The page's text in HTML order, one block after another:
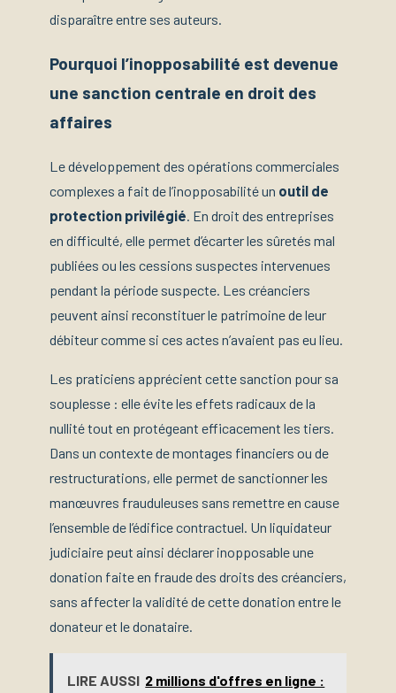
disparaître entre ses auteurs.
Pourquoi l’inopposabilité est devenue
une sanction centrale en droit des
affaires
Le développement des opérations commerciales
complexes a fait de l’inopposabilité un outil de
protection privilégié . En droit des entreprises
en difficulté, elle permet d’écarter les sûretés mal
publiées ou les cessions suspectes intervenues
pendant la période suspecte. Les créanciers
peuvent ainsi reconstituer le patrimoine de leur
débiteur comme si ces actes n’avaient pas eu lieu.
Les praticiens apprécient cette sanction pour sa
souplesse : elle évite les effets radicaux de la
nullité tout en protégeant efficacement les tiers.
Dans un contexte de montages financiers ou de
restructurations, elle permet de sanctionner les
manœuvres frauduleuses sans remettre en cause
l’ensemble de l’édifice contractuel. Un liquidateur
judiciaire peut ainsi déclarer inopposable une
donation faite en fraude des droits des créanciers,
sans affecter la validité de cette donation entre le
donateur et le donataire.
LIRE AUSSI 2 millions d'offres en ligne :